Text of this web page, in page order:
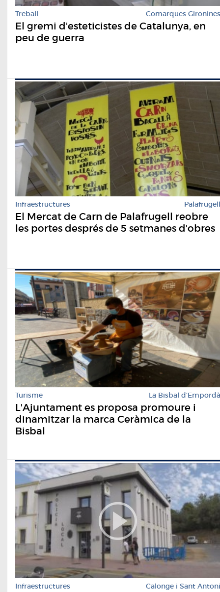
Treball Comarques Gironines
El gremi d'esteticistes de Catalunya, en
peu de guerra
Infraestructures Palafrugell
El Mercat de Carn de Palafrugell reobre
les portes després de 5 setmanes d'obres
Turisme La Bisbal d'Empordà
L'Ajuntament es proposa promoure i
dinamitzar la marca Ceràmica de la
Bisbal
Infraestructures Calonge i Sant Antoni